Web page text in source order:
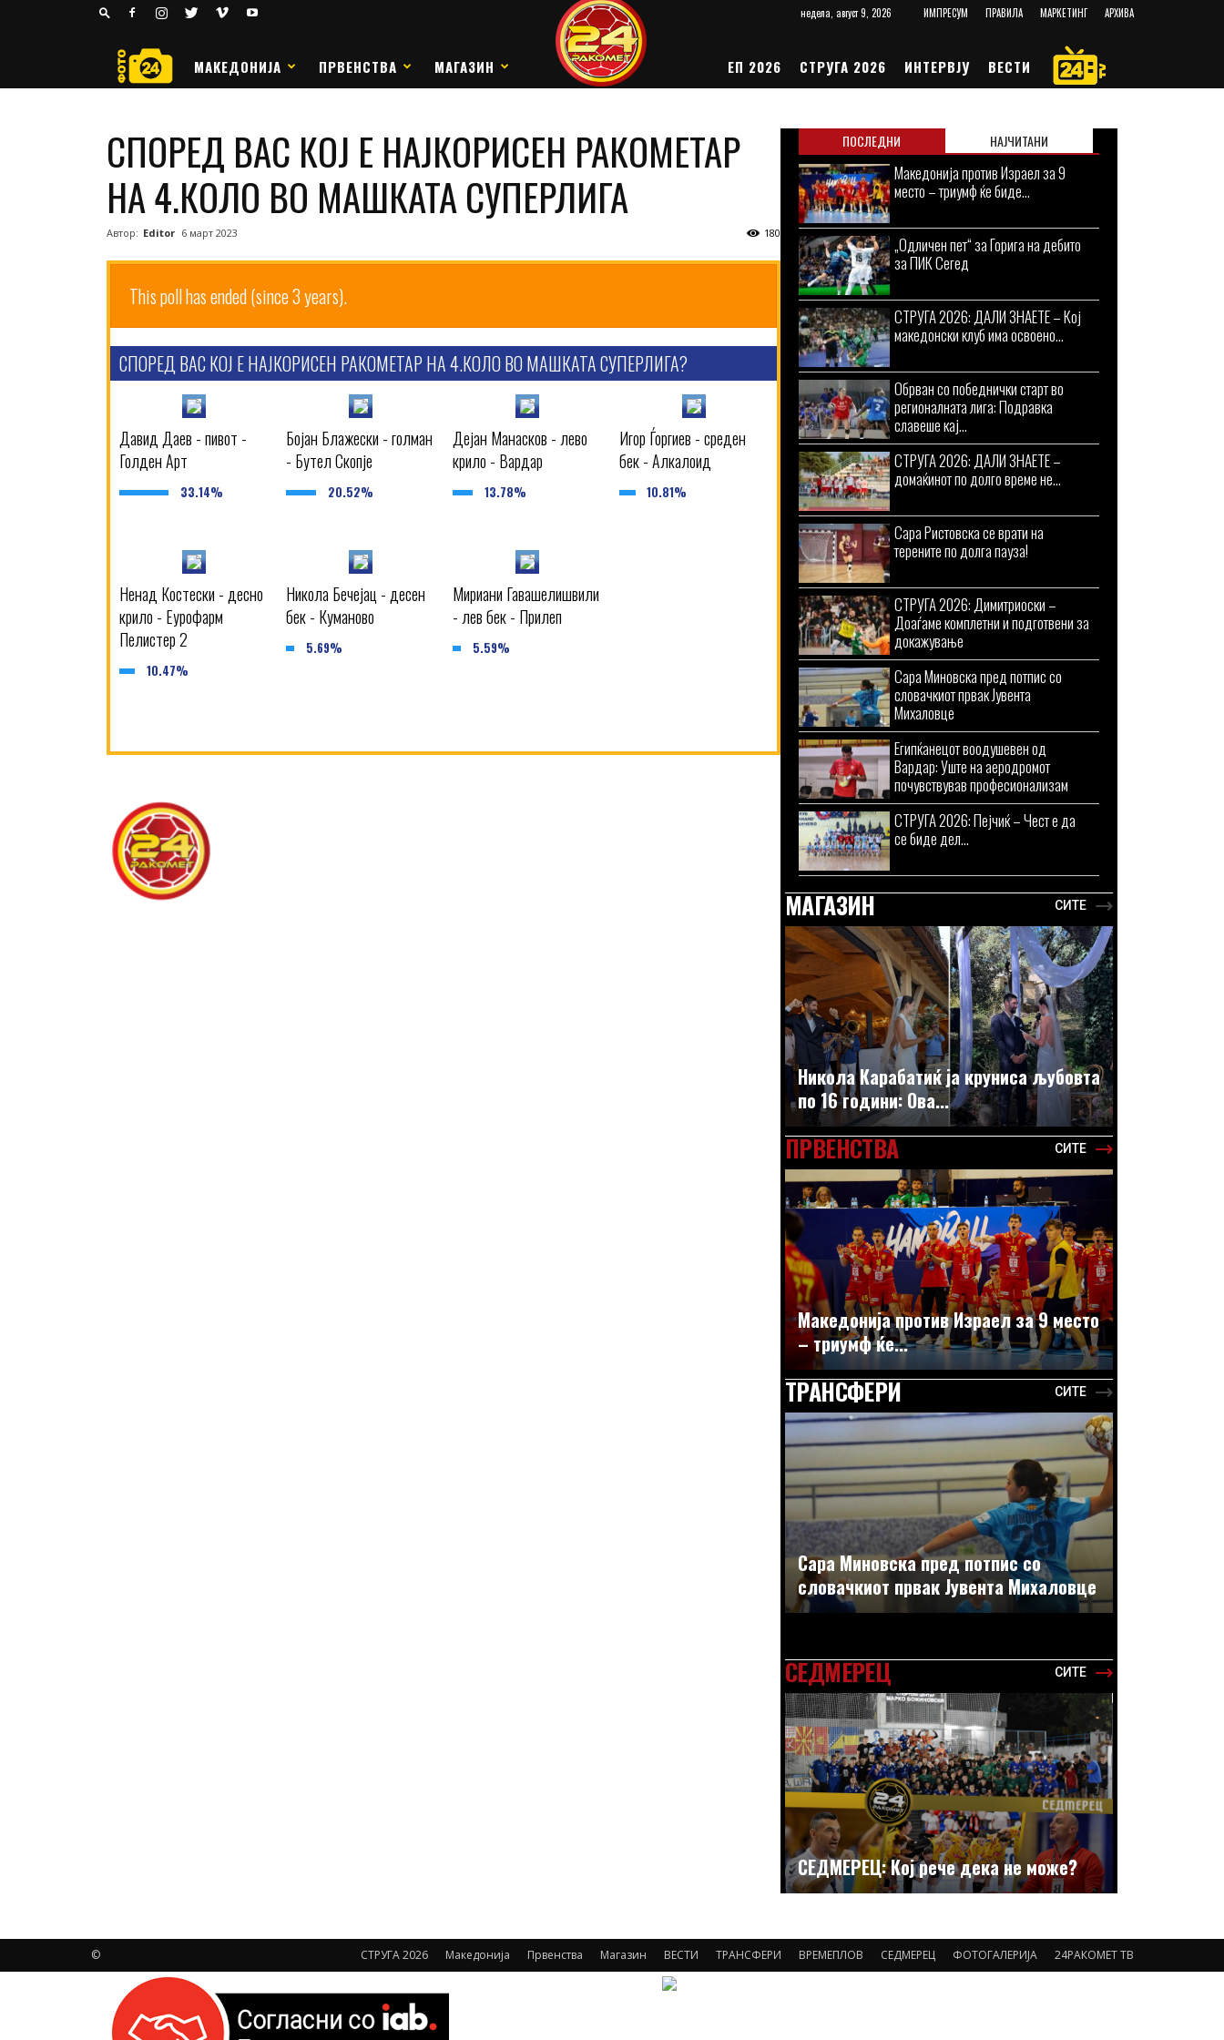
недела, август 9, 2026 ИМПРЕСУМ ПРАВИЛА МАРКЕТИНГ АРХИВА
РАКОМЕТ
МАКЕДОНИЈА ПРВЕНСТВА МАГАЗИН ЕП 2026 СТРУГА 2026 ИНТЕРВЈУ ВЕСТИ
СПОРЕД ВАС КОЈ Е НАЈКОРИСЕН РАКОМЕТАР
НА 4.КОЛО ВО МАШКАТА СУПЕРЛИГА
Автор: Editor 6 март 2023 180
This poll has ended (since 3 years).
СПОРЕД ВАС КОЈ Е НАЈКОРИСЕН РАКОМЕТАР НА 4.КОЛО ВО МАШКАТА СУПЕРЛИГА?
Давид Даев - пивот -
Голден Арт
33.14%
Бојан Блажески - голман
- Бутел Скопје
20.52%
Дејан Манасков - лево
крило - Вардар
13.78%
Игор Ѓоргиев - среден
бек - Алкалоид
10.81%
Ненад Костески - десно
крило - Еурофарм
Пелистер 2
10.47%
Никола Бечејац - десен
бек - Куманово
5.69%
Мириани Гавашелишвили
- лев бек - Прилеп
5.59%
ПОСЛЕДНИ НАЈЧИТАНИ
Македонија против Израел за 9
место – триумф ќе биде...
„Одличен пет“ за Горига на дебито
за ПИК Сегед
СТРУГА 2026: ДАЛИ ЗНАЕТЕ – Кој
македонски клуб има освоено...
Обрван со победнички старт во
регионалната лига: Подравка
славеше кај...
СТРУГА 2026: ДАЛИ ЗНАЕТЕ –
домаќинот по долго време не...
Сара Ристовска се врати на
терените по долга пауза!
СТРУГА 2026: Димитриоски –
Доаѓаме комплетни и подготвени за
докажување
Сара Миновска пред потпис со
словачкиот првак Јувента
Михаловце
Египќанецот воодушевен од
Вардар: Уште на аеродромот
почувствував професионализам
СТРУГА 2026: Пејчиќ – Чест е да
се биде дел...
МАГАЗИН СИТЕ
Никола Карабатиќ ја круниса љубовта
по 16 години: Ова...
ПРВЕНСТВА СИТЕ
Македонија против Израел за 9 место
– триумф ќе...
ТРАНСФЕРИ СИТЕ
Сара Миновска пред потпис со
словачкиот првак Јувента Михаловце
СЕДМЕРЕЦ СИТЕ
СЕДМЕРЕЦ: Кој рече дека не може?
СТРУГА 2026 Македонија Првенства Магазин ВЕСТИ ТРАНСФЕРИ ВРЕМЕПЛОВ СЕДМЕРЕЦ ФОТОГАЛЕРИЈА 24РАКОМЕТ ТВ
©